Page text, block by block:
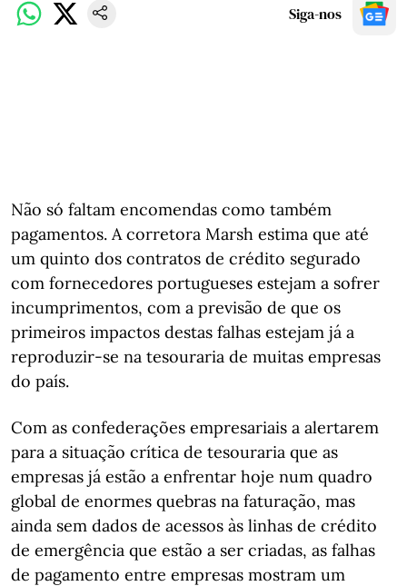
Siga-nos
Não só faltam encomendas como também
pagamentos. A corretora Marsh estima que até
um quinto dos contratos de crédito segurado
com fornecedores portugueses estejam a sofrer
incumprimentos, com a previsão de que os
primeiros impactos destas falhas estejam já a
reproduzir-se na tesouraria de muitas empresas
do país.
Com as confederações empresariais a alertarem
para a situação crítica de tesouraria que as
empresas já estão a enfrentar hoje num quadro
global de enormes quebras na faturação, mas
ainda sem dados de acessos às linhas de crédito
de emergência que estão a ser criadas, as falhas
de pagamento entre empresas mostram um